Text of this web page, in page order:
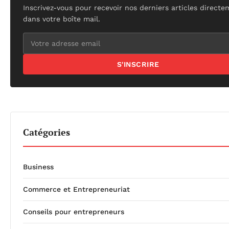
Inscrivez-vous pour recevoir nos derniers articles
dans votre boîte mail.
S'INSCRIRE
Catégories
Business
Commerce et Entrepreneuriat
Conseils pour entrepreneurs